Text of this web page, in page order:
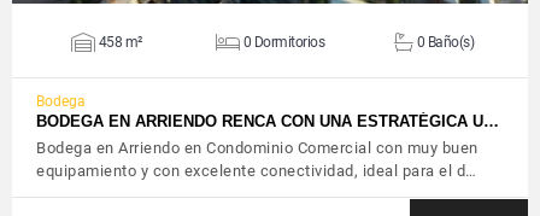
458 m² 0 Dormitorios 0 Baño(s)
Bodega
BODEGA EN ARRIENDO RENCA CON UNA ESTRATÉGICA U…
Bodega en Arriendo en Condominio Comercial con muy buen
equipamiento y con excelente conectividad, ideal para el d…